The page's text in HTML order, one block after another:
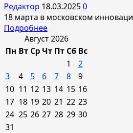
пикап
FOTON
TUNLAND
G9
Редактор 18.03.20250
18 марта в московском
ПодробнееПрочитать
больше
о
РУС»
—
пикапы
нового
Август 2026
Пн Вт СрЧт Пт Сб Вс
1
2
3
4 5 6 7 8
9
10 11 12 13 14 15 16
17 18 19 20 21 22 23
24 25 26 27 28 29 30
31